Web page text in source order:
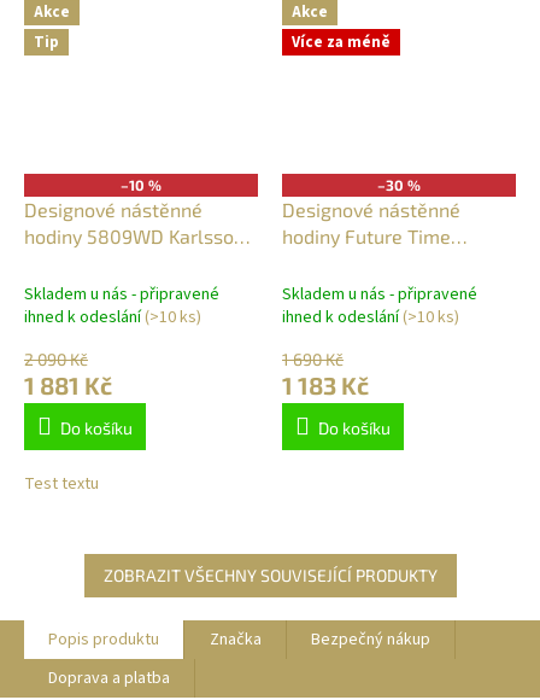
Akce
Tip
–10 %
Designové nástěnné
hodiny 5809WD Karlsson
Skladem u nás - připravené
ihned k odeslání(>10 ks)
2 090 Kč
1 881 Kč
Do košíku
Test textu
Akce
Více za méně
–30 %
Designové nástěnné
hodiny Future Time
30cm
Skladem u nás - připravené
ihned k odeslání(>10 ks)
1 690 Kč
1 183 Kč
Do košíku
ZOBRAZIT VŠECHNY SOUVISEJÍCÍ PRODUKTY
Popis produktu Značka
Bezpečný nákup
Doprava a platba